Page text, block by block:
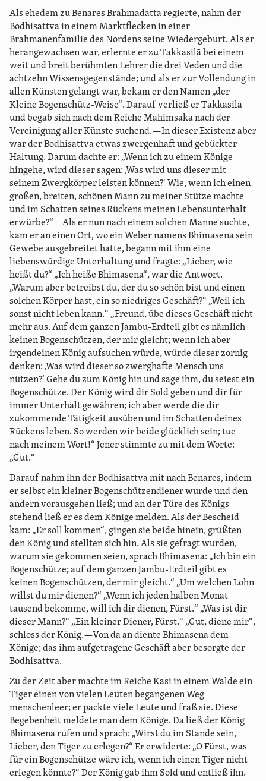
Als ehedem zu Benares Brahmadatta regierte, nahm der
Bodhisattva in einem Marktflecken in einer
Brahmanenfamilie des Nordens seine Wiedergeburt. Als er
herangewachsen war, erlernte er zu Takkasilā bei einem
weit und breit berühmten Lehrer die drei Veden und die
achtzehn Wissensgegenstände; und als er zur Vollendung in
allen Künsten gelangt war, bekam er den Namen „der
Kleine Bogenschütz-Weise“. Darauf verließ er Takkasilā
und begab sich nach dem Reiche Mahimsaka nach der
Vereinigung aller Künste suchend.—In dieser Existenz aber
war der Bodhisattva etwas zwergenhaft und gebückter
Haltung. Darum dachte er: „Wenn ich zu einem Könige
hingehe, wird dieser sagen: ‚Was wird uns dieser mit
seinem Zwergkörper leisten können?‘ Wie, wenn ich einen
großen, breiten, schönen Mann zu meiner Stütze machte
und im Schatten seines Rückens meinen Lebensunterhalt
erwürbe?“—Als er nun nach einem solchen Manne suchte,
kam er an einen Ort, wo ein Weber namens Bhimasena sein
Gewebe ausgebreitet hatte, begann mit ihm eine
liebenswürdige Unterhaltung und fragte: „Lieber, wie
heißt du?“ „Ich heiße Bhimasena“, war die Antwort.
„Warum aber betreibst du, der du so schön bist und einen
solchen Körper hast, ein so niedriges Geschäft?“ „Weil ich
sonst nicht leben kann.“ „Freund, übe dieses Geschäft nicht
mehr aus. Auf dem ganzen Jambu-Erdteil gibt es nämlich
keinen Bogenschützen, der mir gleicht; wenn ich aber
irgendeinen König aufsuchen würde, würde dieser zornig
denken: ‚Was wird dieser so zwerghafte Mensch uns
nützen?‘ Gehe du zum König hin und sage ihm, du seiest ein
Bogenschütze. Der König wird dir Sold geben und dir für
immer Unterhalt gewähren; ich aber werde die dir
zukommende Tätigkeit ausüben und im Schatten deines
Rückens leben. So werden wir beide glücklich sein; tue
nach meinem Wort!“ Jener stimmte zu mit dem Worte:
„Gut.“
Darauf nahm ihn der Bodhisattva mit nach Benares, indem
er selbst ein kleiner Bogenschützendiener wurde und den
andern vorausgehen ließ; und an der Türe des Königs
stehend ließ er es dem Könige melden. Als der Bescheid
kam: „Er soll kommen“, gingen sie beide hinein, grüßten
den König und stellten sich hin. Als sie gefragt wurden,
warum sie gekommen seien, sprach Bhimasena: „Ich bin ein
Bogenschütze; auf dem ganzen Jambu-Erdteil gibt es
keinen Bogenschützen, der mir gleicht.“ „Um welchen Lohn
willst du mir dienen?“ „Wenn ich jeden halben Monat
tausend bekomme, will ich dir dienen, Fürst.“ „Was ist dir
dieser Mann?“ „Ein kleiner Diener, Fürst.“ „Gut, diene mir“,
schloss der König.—Von da an diente Bhimasena dem
Könige; das ihm aufgetragene Geschäft aber besorgte der
Bodhisattva.
Zu der Zeit aber machte im Reiche Kasi in einem Walde ein
Tiger einen von vielen Leuten begangenen Weg
menschenleer; er packte viele Leute und fraß sie. Diese
Begebenheit meldete man dem Könige. Da ließ der König
Bhimasena rufen und sprach: „Wirst du im Stande sein,
Lieber, den Tiger zu erlegen?“ Er erwiderte: „O Fürst, was
für ein Bogenschütze wäre ich, wenn ich einen Tiger nicht
erlegen könnte?“ Der König gab ihm Sold und entließ ihn.